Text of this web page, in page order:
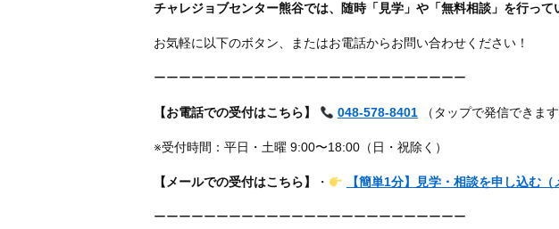
チャレジョブセンター熊谷では、随時「見学」や「無料相談」を行って
お気軽に以下のボタン、またはお電話からお問い合わせください！
ーーーーーーーーーーーーーーーーーーーーーーーーー
【お電話での受付はこちら】 048-578-8401（タップで発信できます
※受付時間：平日・土曜 9:00〜18:00（日・祝除く）
【メールでの受付はこちら】 ・ 【簡単1分】見学・相談を申し込む（
ーーーーーーーーーーーーーーーーーーーーーーーーー